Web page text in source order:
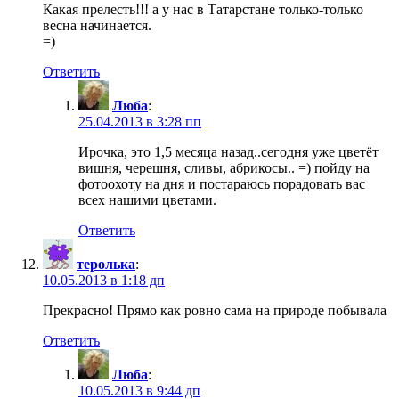
Какая прелесть!!! а у нас в Татарстане только-только
весна начинается.
=)
Ответить
Люба:
25.04.2013 в 3:28 пп
Ирочка, это 1,5 месяца назад..сегодня уже цветёт
вишня, черешня, сливы, абрикосы.. =) пойду на
фотоохоту на дня и постараюсь порадовать вас
всех нашими цветами.
Ответить
теролька:
10.05.2013 в 1:18 дп
Прекрасно! Прямо как ровно сама на природе побывала
Ответить
Люба:
10.05.2013 в 9:44 дп